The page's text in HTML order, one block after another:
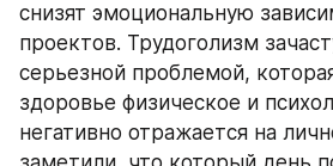
снизят эмоциональную
проектов. Трудоголизм
серьезной проблемой,
здоровье физическое и
негативно отражается на